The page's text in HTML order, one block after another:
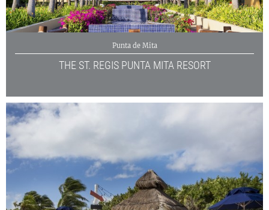
Punta de Mita
THE ST. REGIS PUNTA MITA RESORT